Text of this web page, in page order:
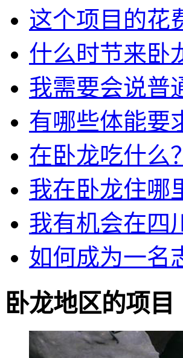
这个项目的花
什么时节来卧
我需要会说普
有哪些体能要
在卧龙吃什么？
我在卧龙住哪
我有机会在四
如何成为一名
卧龙地区的项目